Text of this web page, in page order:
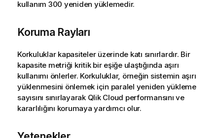
kullanım 300 yeniden yüklemedir.
Koruma Rayları
Korkuluklar kapasiteler üzerinde katı sınırlardır. Bir
kapasite metriği kritik bir eşiğe ulaştığında aşırı
kullanımı önlerler. Korkuluklar, örneğin sistemin aşırı
yüklenmesini önlemek için paralel yeniden yükleme
sayısını sınırlayarak Qlik Cloud performansını ve
kararlılığını korumaya yardımcı olur.